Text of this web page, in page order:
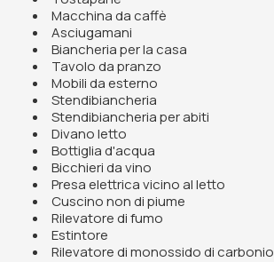
Macchina da caffè
Asciugamani
Biancheria per la casa
Tavolo da pranzo
Mobili da esterno
Stendibiancheria
Stendibiancheria per abiti
Divano letto
Bottiglia d'acqua
Bicchieri da vino
Presa elettrica vicino al letto
Cuscino non di piume
Rilevatore di fumo
Estintore
Rilevatore di monossido di carbonio